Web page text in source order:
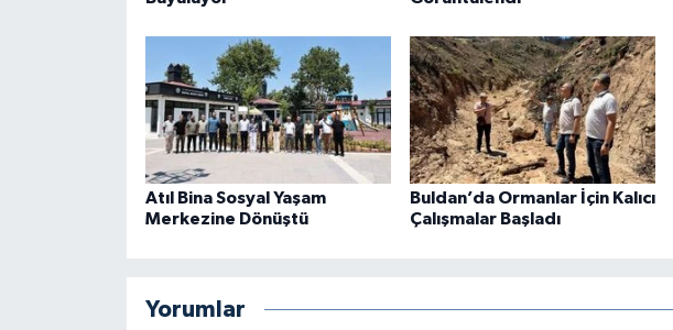
Atıl Bina Sosyal Yaşam
Merkezine Dönüştü
Buldan’da Ormanlar İçin Kalıcı
Çalışmalar Başladı
Yorumlar